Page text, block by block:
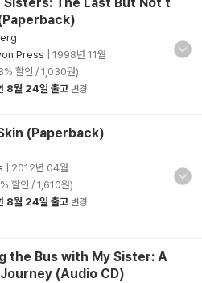
Press
1998년 11월
할인 / 1,030원)
8월 24일 출고 변경
(Paperback)
2012년 04월
할인 / 1,610원)
8월 24일 출고 변경
the Bus with My Sister: A
(Audio CD)